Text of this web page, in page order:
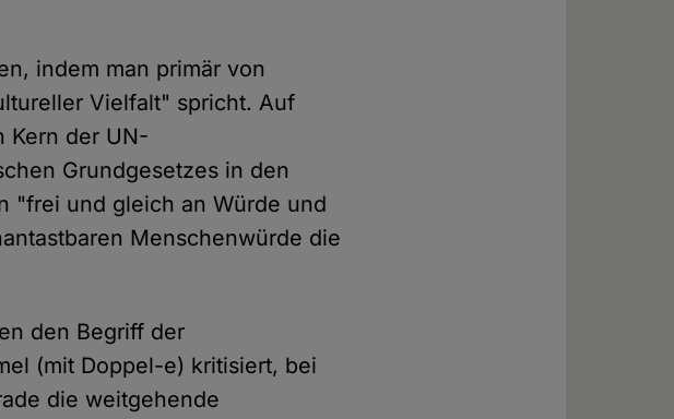
indem man primär von
Vielfalt" spricht. Auf
Kern der UN-
Grundgesetzes in den
"frei und gleich an Würde und
Menschenwürde die
den Begriff der
(mit Doppel-e) kritisiert, bei
die weitgehende